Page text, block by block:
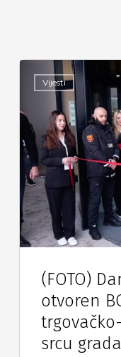
Vijesti
(FOTO)
otvoren
srcu grada